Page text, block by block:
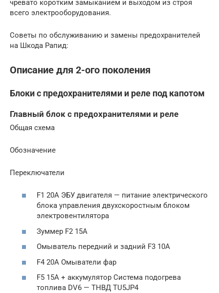
чревато коротким замыканием и выходом из строя
всего электрооборудования.
Советы по обслуживанию и замены предохранителей
на Шкода Рапид:
Описание для 2-ого поколения
Блоки с предохранителями и реле под капотом
Главный блок с предохранителями и реле
Общая схема
Обозначение
Переключатели
F1 20A ЭБУ двигателя — питание электрического
блока управления двухскоростным блоком
электровентилятора
Зуммер F2 15А
Омыватель передний и задний F3 10A
F4 20A Омыватели фар
F5 15А + аккумулятор Система подогрева
топлива DV6 — ТНВД TU5JP4